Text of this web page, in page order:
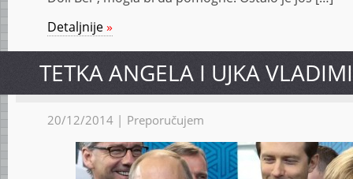
Detaljnije»
TETKA ANGELA I UJKA
20/12/2014 | Preporučujem